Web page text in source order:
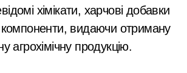
хімікати, харчові добавки
компоненти, видаючи отриману
агрохімічну продукцію.